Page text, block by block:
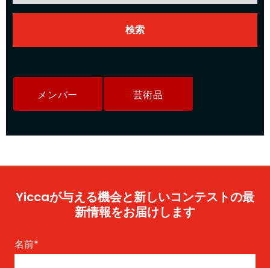
メンバー 芸術品
Yiccaが与える機会と新しいコンテストの最
新情報をお届けします
名前*